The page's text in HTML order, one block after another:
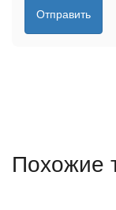
Отправить
Похожие